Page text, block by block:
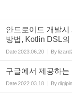
안드로이드 개발
방법, Kotlin DSL의
Date2023.06.20 By
구글에서 제공하
Date2022.03.18 By